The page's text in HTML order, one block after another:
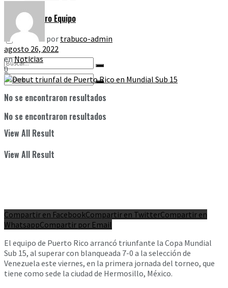
No se encontraron resultados
View All Result
Nuestro Equipo
No se encontraron resultados
View All Result
por trabuco-admin
agosto 26, 2022
enNoticias
0
Compartir en FacebookCompartir en TwitterCompartir en
WhatsappCompartir por Email
El equipo de Puerto Rico arrancó triunfante la Copa Mundial
Sub 15, al superar con blanqueada 7-0 a la selección de
Venezuela este viernes, en la primera jornada del torneo, que
tiene como sede la ciudad de Hermosillo, México.